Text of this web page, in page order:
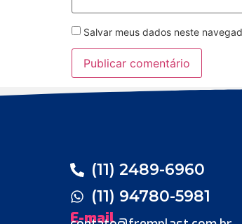
Salvar meus dados neste
(11) 2489-6960
(11) 94780-5981
E-mail